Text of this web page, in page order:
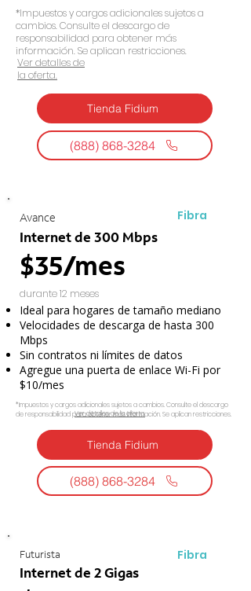
*Impuestos y cargos adicionales sujetos a
cambios. Consulte el descargo de
responsabilidad para obtener más
información. Se aplican restricciones.
Ver detalles de
la oferta.
Tienda Fidium
(888) 868-3284
Avance Fibra
Internet de 300 Mbps
$35/mes
durante 12 meses
Ideal para hogares de tamaño mediano
Velocidades de descarga de hasta 300
Mbps
Sin contratos ni límites de datos
Agregue una puerta de enlace Wi-Fi por
$10/mes
*Impuestos y cargos adicionales sujetos a cambios. Consulte el descargo
de responsabilidad para obtener más información. Se aplican restricciones.
Ver detalles de la oferta.
Tienda Fidium
(888) 868-3284
Futurista Fibra
Internet de 2 Gigas